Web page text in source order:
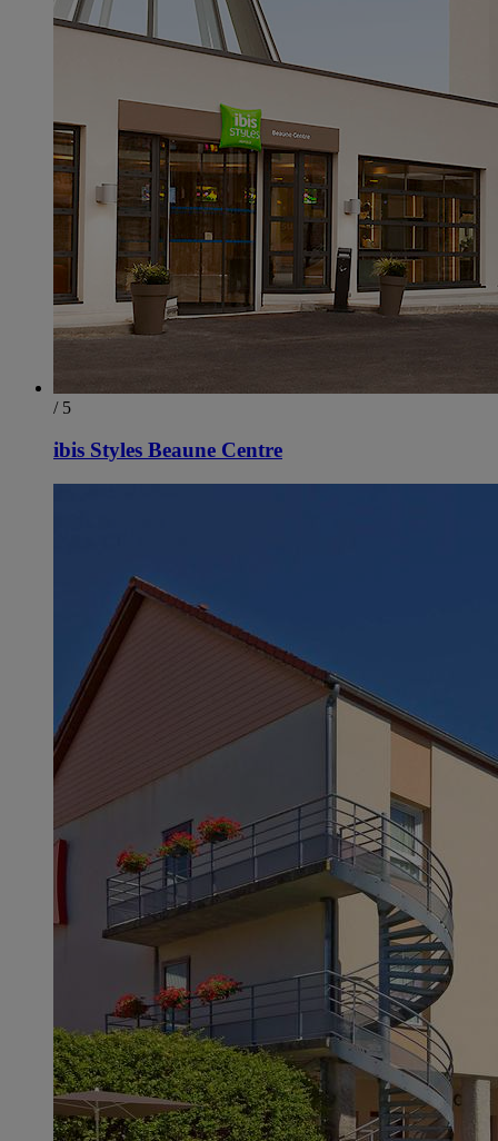
/ 5
ibis Styles Beaune Centre